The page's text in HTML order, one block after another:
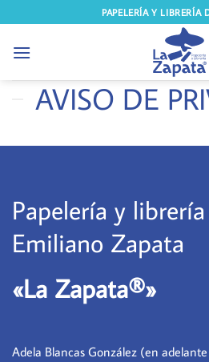
al
contenido
PAPELERÍA Y LIBRERÍA
AVISO DE
Papelería y librería
Emiliano Zapata
«La Zapata®»
Adela Blancas González (en